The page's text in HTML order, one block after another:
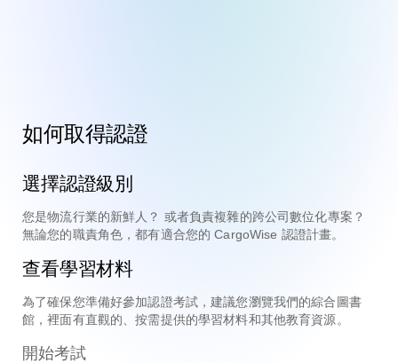
如何取得認證
選擇認證級別
您是物流行業的新鮮人？ 或者負責複雜的跨公司數位化專案？
無論您的職責角色，都有適合您的 CargoWise 認證計畫。
查看學習材料
為了確保您準備好參加認證考試，建議您瀏覽我們的綜合圖書
館，裡面有直觀的、按需提供的學習材料和其他教育資源。
開始考試